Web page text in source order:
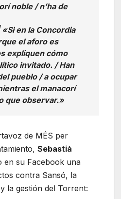
noble / n’ha de
en la Concordia
el aforo es
expliquen cómo
invitado. / Han
pueblo / a ocupar
el manacorí
que observar.»
de MÉS per
Sebastià
en su Facebook una
contra Sansó, la
la gestión del Torrent: